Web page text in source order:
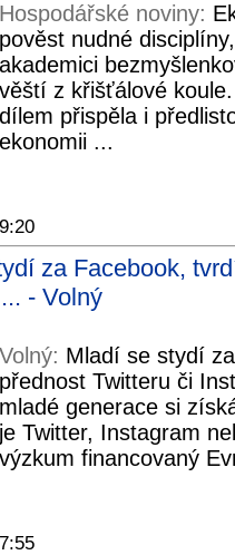
Hospodářské noviny:
pověst nudné
akademici
věští z křišťálové
dílem přispěla i
ekonomii ...
za Facebook,
- Volný
Volný: Mladí se stydí
přednost Twitteru či
mladé generace si
je Twitter, Instagram
výzkum financovaný